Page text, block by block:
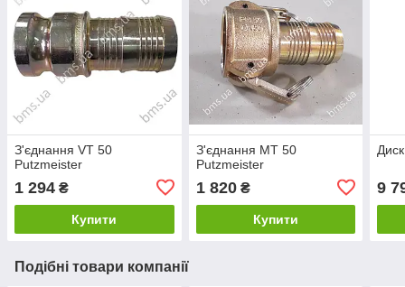
З'єднання VT 50
Putzmeister
1 294 ₴
Купити
З'єднання MT 50
Putzmeister
1 820₴
Купити
9
Подібні товари компанії